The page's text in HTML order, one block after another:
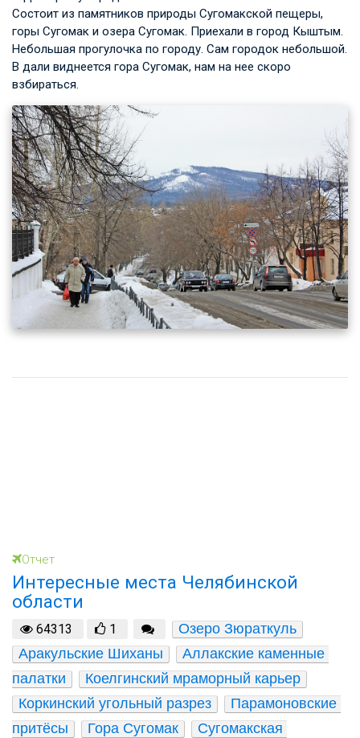
Состоит из памятников природы Сугомакской пещеры,
горы Сугомак и озера Сугомак. Приехали в город Кыштым.
Небольшая прогулочка по городу. Сам городок небольшой.
В дали виднеется гора Сугомак, нам на нее скоро
взбираться.
Отчет
Интересные места Челябинской
области
64313 1
Озеро Зюраткуль
Аракульские Шиханы
Аллакские каменные
палатки
Коелгинский мраморный карьер
Коркинский угольный разрез
Парамоновские
притёсы
Гора Сугомак
Сугомакская